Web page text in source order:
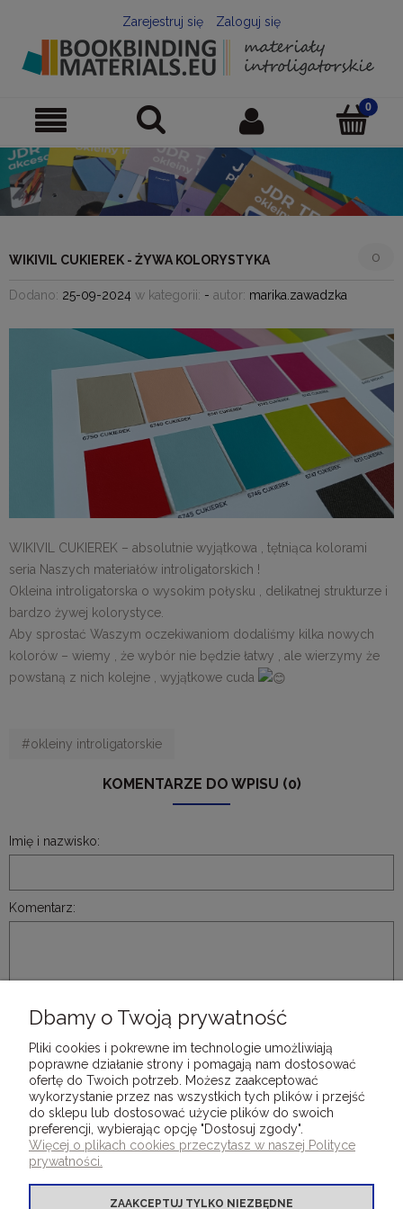
Zarejestruj się Zaloguj się
WIKIVIL CUKIEREK - ŻYWA KOLORYSTYKA 0
Dodano: 25-09-2024 w kategorii: - autor: marika.zawadzka
WIKIVIL CUKIEREK – absolutnie wyjątkowa , tętniąca kolorami
seria Naszych materiałów introligatorskich !
Okleina introligatorska o wysokim połysku , delikatnej strukturze i
bardzo żywej kolorystyce.
Aby sprostać Waszym oczekiwaniom dodaliśmy kilka nowych
kolorów – wiemy , że wybór nie będzie łatwy , ale wierzymy że
powstaną z nich kolejne , wyjątkowe cuda
#okleiny introligatorskie
KOMENTARZE DO WPISU (0)
Imię i nazwisko:
Komentarz:
WYŚLIJ
DLA KLIENTÓW
Dbamy o Twoją prywatność
Pliki cookies i pokrewne im technologie umożliwiają
poprawne działanie strony i pomagają nam dostosować
ofertę do Twoich potrzeb. Możesz zaakceptować
wykorzystanie przez nas wszystkich tych plików i przejść
do sklepu lub dostosować użycie plików do swoich
preferencji, wybierając opcję "Dostosuj zgody".
Więcej o plikach cookies przeczytasz w naszej Polityce
prywatności.
ZAAKCEPTUJ TYLKO NIEZBĘDNE